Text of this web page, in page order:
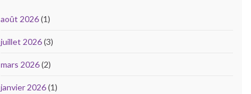
août 2026(1)
juillet 2026(3)
mars 2026(2)
janvier 2026(1)